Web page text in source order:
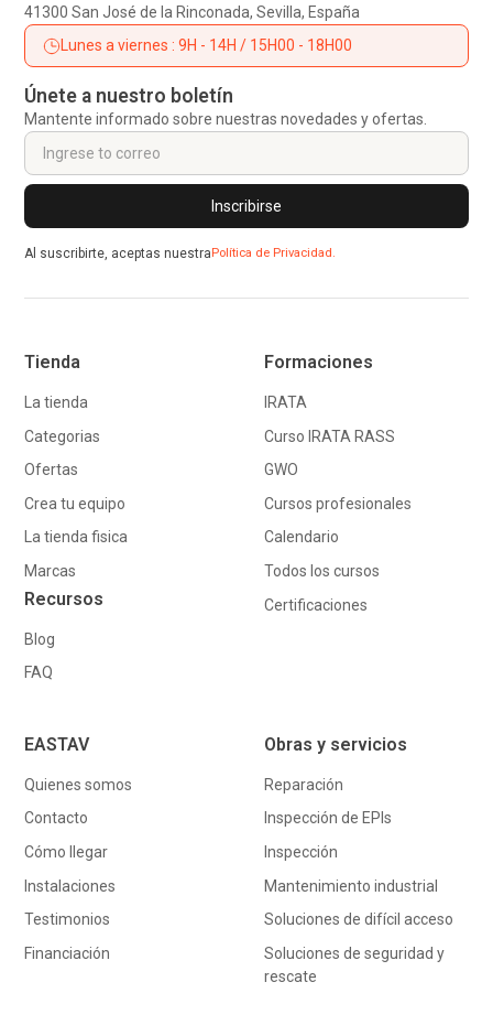
41300 San José de la Rinconada, Sevilla, España
Lunes a viernes : 9H - 14H / 15H00 - 18H00
Únete a nuestro boletín
Mantente informado sobre nuestras novedades y ofertas.
Al suscribirte, aceptas nuestra Política de Privacidad.
Tienda
La tienda
Categorias
Ofertas
Crea tu equipo
La tienda fisica
Marcas
Recursos
Blog
FAQ
Formaciones
IRATA
Curso IRATA RASS
GWO
Cursos profesionales
Calendario
Todos los cursos
Certificaciones
EASTAV
Quienes somos
Contacto
Cómo llegar
Instalaciones
Testimonios
Financiación
Obras y servicios
Reparación
Inspección de EPIs
Inspección
Mantenimiento industrial
Soluciones de difícil acceso
Soluciones de seguridad y
rescate